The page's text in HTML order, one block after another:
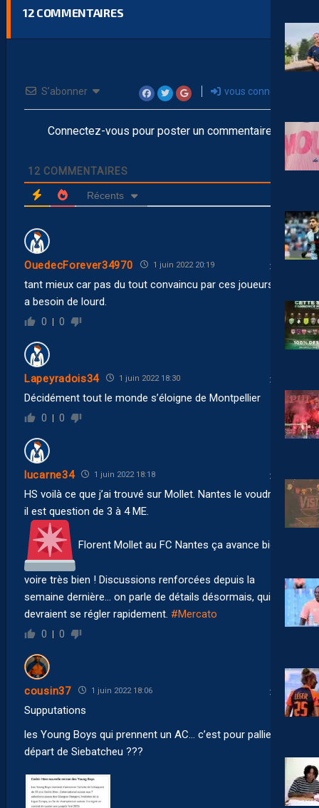
12 COMMENTAIRES
S’abonner vous connecter
Connectez-vous pour poster un commentaire
12 COMMENTAIRES
Récents
OuedecForever34970 1 juin 2022 20:19
tant mieux car pas du tout convaincu par ces joueurs. On
a besoin de lourd.
0 0
Lapeyradois34 1 juin 2022 18:30
Décidément tout le monde s’éloigne de Montpellier
0 0
lucarne34 1 juin 2022 18:18
HS voilà ce que j’ai trouvé sur Mollet. Nantes le voudrait…
il est question de 3 à 4 ME.
Florent Mollet au FC Nantes ça avance bien,
voire très bien ! Discussions renforcées depuis la
semaine dernière… on parle de détails désormais, qui
devraient se régler rapidement. #Mercato
0 0
cousin37 1 juin 2022 18:06
Supputations
les Young Boys qui prennent un AC… c’est pour pallier au
départ de Siebatcheu ???